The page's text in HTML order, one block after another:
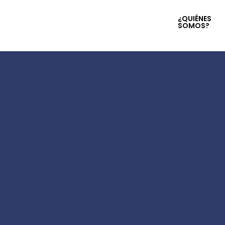
¿QUIÉNES
SOMOS?